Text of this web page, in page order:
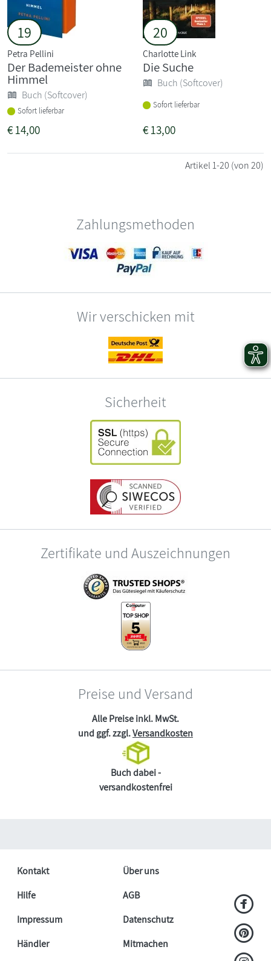
19
Petra Pellini
Der Bademeister ohne
Himmel
Buch (Softcover)
Sofort lieferbar
€14,00
20
Charlotte Link
Die Suche
Buch (Softcover)
Sofort lieferbar
€13,00
Artikel1-20 (von 20)
Zahlungsmethoden
Wir verschicken mit
Sicherheit
Zertifikate und Auszeichnungen
Preise und Versand
Alle Preise inkl. MwSt.
und ggf. zzgl.Versandkosten
Buch dabei -
versandkostenfrei
Kontakt
Über uns
Hilfe
AGB
Impressum
Datenschutz
Händler
Mitmachen